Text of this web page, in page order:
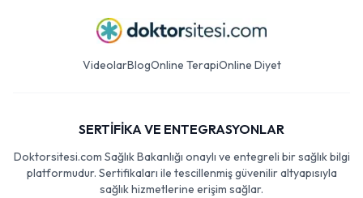
VideolarBlogOnline TerapiOnline Diyet
SERTİFİKA VE ENTEGRASYONLAR
Doktorsitesi.com Sağlık Bakanlığı onaylı ve entegreli bir sağlık bilgi
platformudur. Sertifikaları ile tescillenmiş güvenilir altyapısıyla
sağlık hizmetlerine erişim sağlar.